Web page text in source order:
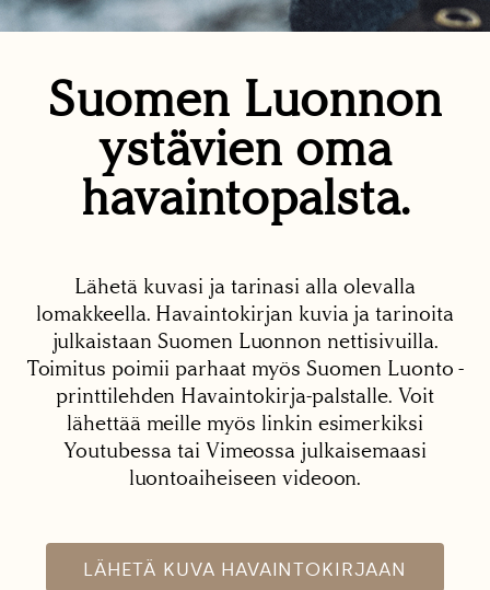
Suomen Luonnon
ystävien oma
havaintopalsta.
Lähetä kuvasi ja tarinasi alla olevalla
lomakkeella. Havaintokirjan kuvia ja tarinoita
julkaistaan Suomen Luonnon nettisivuilla.
Toimitus poimii parhaat myös Suomen Luonto -
printtilehden Havaintokirja-palstalle. Voit
lähettää meille myös linkin esimerkiksi
Youtubessa tai Vimeossa julkaisemaasi
luontoaiheiseen videoon.
LÄHETÄ KUVA HAVAINTOKIRJAAN